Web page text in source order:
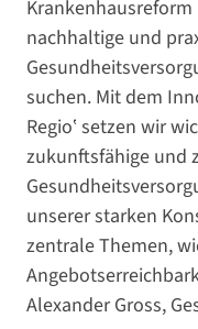
nachhaltige und
suchen. Mit dem
Regio‛ setzen wir
zukunftsfähige und
unserer starken
zentrale Themen,
Alexander Gross,